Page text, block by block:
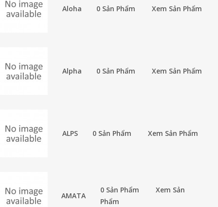
Aloha 0 Sản Phẩm Xem Sản Phẩm
Alpha 0 Sản Phẩm Xem Sản Phẩm
ALPS 0 Sản Phẩm Xem Sản Phẩm
AMATA
0 Sản Phẩm
Xem Sản
Phẩm